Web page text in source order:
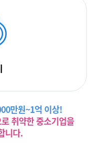
만원~1억 이상!
취약한 중소기업을
니다.